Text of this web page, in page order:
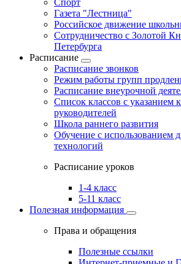
Спорт
Газета "Лестница"
Российское движение
Сотрудничество с Золотой
Петербурга
Расписание
Расписание звонков
Режим работы групп
Расписание внеурочной
Список классов с указанием
руководителей
Школа раннего развития
Обучение с использованием
технологий
Расписание уроков
1-4 класс
5-11 класс
Полезная информация
Права и обращения
Полезные ссылки